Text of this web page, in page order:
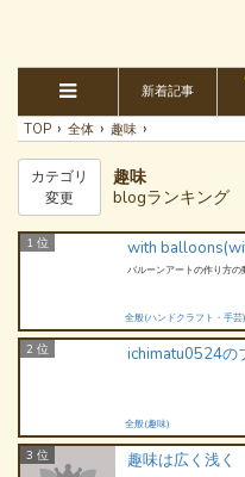
新着記事
TOP › 全体 › 趣味 ›
カテゴリ
変更
趣味
blogランキング
1 位
バルーンアートの作り方
全般(ハンドクラフト・手芸)
2 位 ichimatu0524の
全般(趣味)
3 位 趣味は広く浅く